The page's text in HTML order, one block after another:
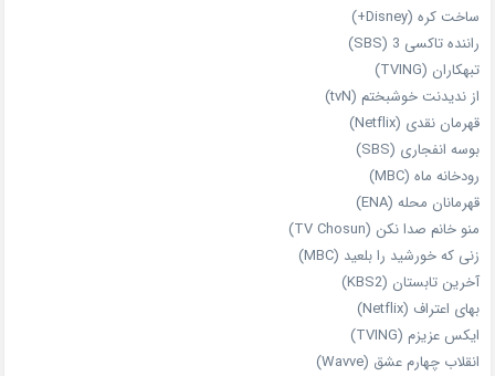
ساخت کره (Disney+)
راننده تاکسی 3 (SBS)
تبهکاران (TVING)
از ندیدنت خوشبختم (tvN)
قهرمان نقدی (Netflix)
بوسه انفجاری (SBS)
رودخانه ماه (MBC)
قهرمانان محله (ENA)
منو خانم صدا نکن (TV Chosun)
زنی که خورشید را بلعید (MBC)
آخرین تابستان (KBS2)
بهای اعتراف (Netflix)
ایکس عزیزم (TVING)
انقلاب چهارم عشق (Wavve)